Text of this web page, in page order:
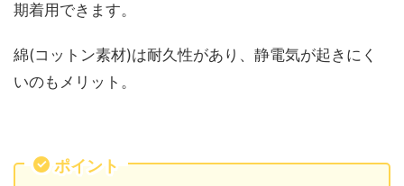
期着用できます。
綿(コットン素材)は耐久性があり、静電気が起きにく
いのもメリット。
ポイント